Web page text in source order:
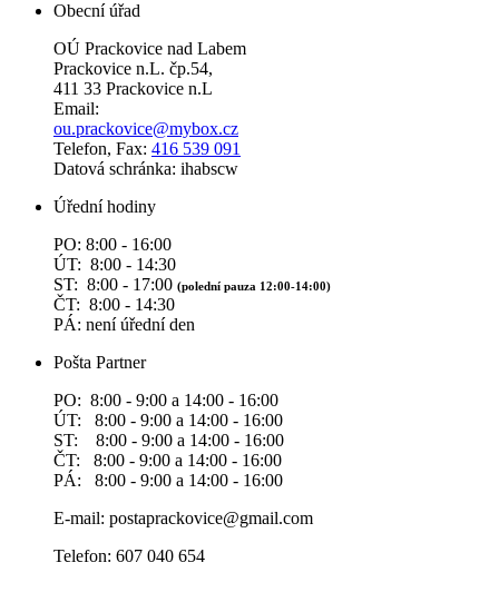
Obecní úřad
OÚ Prackovice nad Labem
Prackovice n.L. čp.54,
411 33 Prackovice n.L
Email:
ou.prackovice@mybox.cz
Telefon, Fax: 416 539 091
Datová schránka: ihabscw
Úřední hodiny
PO: 8:00 - 16:00
ÚT: 8:00 - 14:30
ST: 8:00 - 17:00 (polední pauza 12:00-14:00)
ČT: 8:00 - 14:30
PÁ: není úřední den
Pošta Partner
PO: 8:00 - 9:00 a 14:00 - 16:00
ÚT: 8:00 - 9:00 a 14:00 - 16:00
ST: 8:00 - 9:00 a 14:00 - 16:00
ČT: 8:00 - 9:00 a 14:00 - 16:00
PÁ: 8:00 - 9:00 a 14:00 - 16:00
E-mail: postaprackovice@gmail.com
Telefon: 607 040 654